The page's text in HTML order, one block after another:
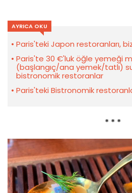
AYRICA OKU
Paris'teki Japon restoranları,
Paris'te 30 €'luk öğle yemeği
(başlangıç/ana yemek/tatlı)
bistronomik restoranlar
Paris'teki Bistronomik
* * *